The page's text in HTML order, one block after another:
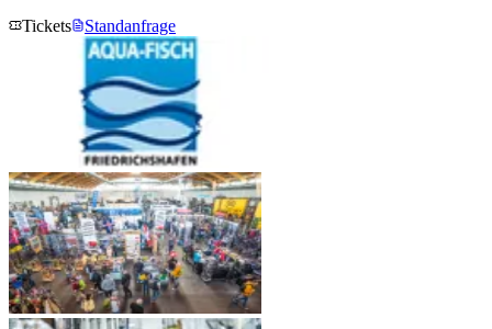
Tickets
Standanfrage